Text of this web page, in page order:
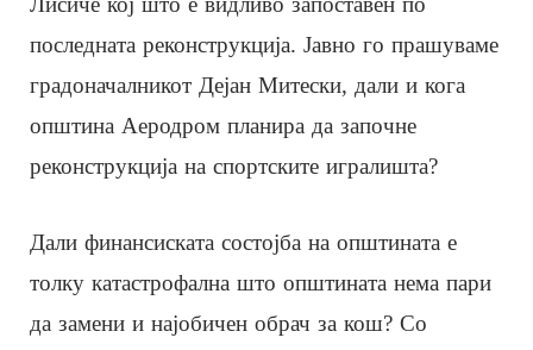
последната реконструкција. Јавно го прашуваме
градоначалникот Дејан Митески, дали и кога
општина Аеродром планира да започне
реконструкција на спортските игралишта?
Дали финансиската состојба на општината е
толку катастрофална што општината нема пари
да замени и најобичен обрач за кош? Со